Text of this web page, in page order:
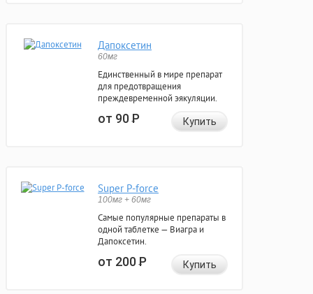
Дапоксетин
60мг
Единственный в мире препарат
для предотвращения
преждевременной эякуляции.
от 90Р Купить
Super P-force
100мг + 60мг
Самые популярные препараты в
одной таблетке — Виагра и
Дапоксетин.
от 200Р Купить